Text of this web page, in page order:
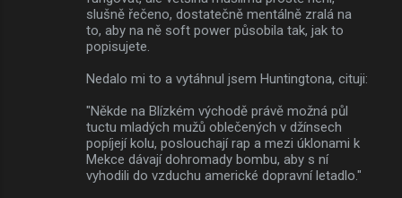
slušně řečeno, dostatečně mentálně zralá na
to, aby na ně soft power působila tak, jak to
popisujete.
Nedalo mi to a vytáhnul jsem Huntingtona, cituji:
"Někde na Blízkém východě právě možná půl
tuctu mladých mužů oblečených v džínsech
popíjejí kolu, poslouchají rap a mezi úklonami k
Mekce dávají dohromady bombu, aby s ní
vyhodili do vzduchu americké dopravní letadlo."